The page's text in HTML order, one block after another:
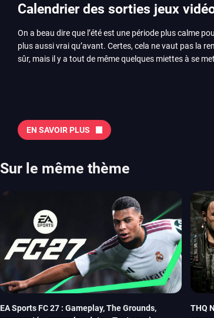
Calendrier des sorties jeux
On a beau dire que l’été est une période plus calme
plus aussi vrai qu’avant. Certes, cela ne vaut pas la
sûr, mais il y a tout de même quelques miettes à se
Tokon ou encore Beast of Reincarnation, qui nous
chose d’ambitieux que Pokémon. On n’oubliera pas la
2026 Vous trouverez ici tous les jeux majeurs qui
aussi les jeux de ce mois dans notre page dédiée…
EN SAVOIR PLUS
Sur le même thème
EA Sports FC 27 : Gameplay, The Grounds,
THQ